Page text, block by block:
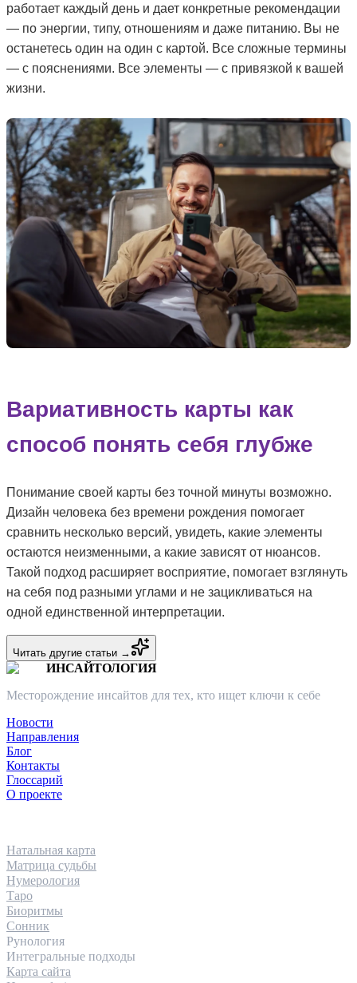
работает каждый день и дает конкретные рекомендации
— по энергии, типу, отношениям и даже питанию. Вы не
останетесь один на один с картой. Все сложные термины
— с пояснениями. Все элементы — с привязкой к вашей
жизни.
Вариативность карты как
способ понять себя глубже
Понимание своей карты без точной минуты возможно.
Дизайн человека без времени рождения помогает
сравнить несколько версий, увидеть, какие элементы
остаются неизменными, а какие зависят от нюансов.
Такой подход расширяет восприятие, помогает взглянуть
на себя под разными углами и не зацикливаться на
одной единственной интерпретации.
Читать другие статьи →
ИНСАЙТОЛОГИЯ
Месторождение инсайтов для тех, кто ищет ключи к себе
Новости
Направления
Блог
Контакты
Глоссарий
О проекте
Натальная карта
Матрица судьбы
Нумерология
Таро
Биоритмы
Сонник
Рунология
Интегральные подходы
Карта сайта